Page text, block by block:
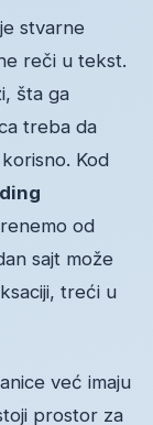
stvarne
reči u tekst.
šta ga
treba da
Kod
od
sajt može
treći u
već imaju
prostor za